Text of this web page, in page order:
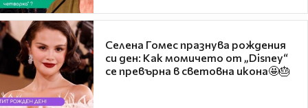
Селена Гомес празнува рождения
си ден: Как момичето от „Disney“
се превърна в световна икона🤩🎂